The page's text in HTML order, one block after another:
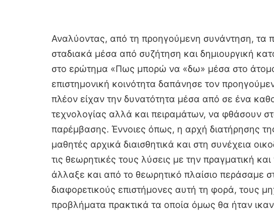
Αναλύοντας, από τη προηγούμενη συνάντηση, τα
σταδιακά μέσα από συζήτηση και δημιουργική
στο ερώτημα «Πως μπορώ να «δω» μέσα στο
επιστημονική κοινότητα δαπάνησε τον
πλέον είχαν την δυνατότητα μέσα από σε ένα
τεχνολογίας αλλά και πειραμάτων, να φθάσουν
παρέμβασης. Έννοιες όπως, η αρχή διατήρησης
μαθητές αρχικά διαισθητικά και στη συνέχεια
τις θεωρητικές τους λύσεις με την πραγματική
άλλαξε και από το θεωρητικό πλαίσιο περάσαμε
διαφορετικούς επιστήμονες αυτή τη φορά, τους
προβλήματα πρακτικά τα οποία όμως θα ήταν